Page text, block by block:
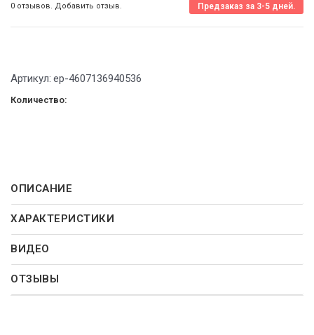
0 отзывов. Добавить отзыв. Предзаказ за 3-5 дней.
Артикул: ep-4607136940536
Количество:
ОПИСАНИЕ
ХАРАКТЕРИСТИКИ
ВИДЕО
ОТЗЫВЫ